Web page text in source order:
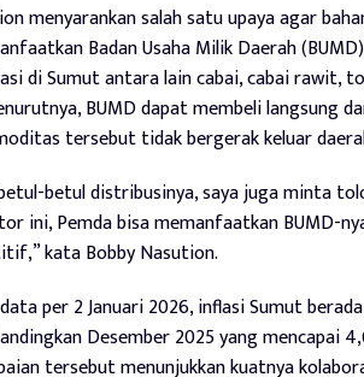
menyarankan salah satu upaya agar
Badan Usaha Milik Daerah
di Sumut antara lain cabai, cabai rawit,
BUMD dapat membeli langsung
tersebut tidak bergerak keluar
betul distribusinya, saya juga minta
ini, Pemda bisa memanfaatkan BUMD-
kata Bobby Nasution.
per 2 Januari 2026, inflasi Sumut
Desember 2025 yang mencapai
tersebut menunjukkan kuatnya